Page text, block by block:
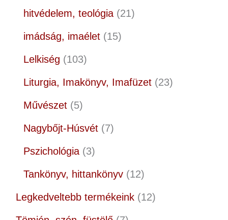
hitvédelem, teológia 21
imádság, imaélet 15
Lelkiség 103
Liturgia, Imakönyv, Imafüzet 23
Művészet 5
Nagybőjt-Húsvét 7
Pszichológia 3
Tankönyv, hittankönyv 12
Legkedveltebb termékeink 12